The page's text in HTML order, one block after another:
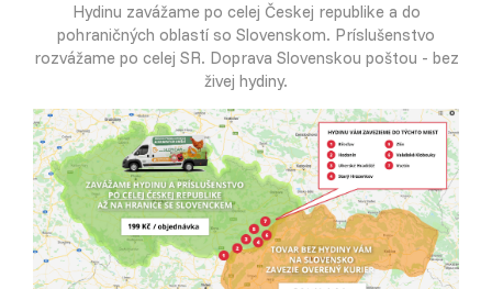
Hydinu zavážame po celej Českej republike a do
pohraničných oblastí so Slovenskom. Príslušenstvo
rozvážame po celej SR. Doprava Slovenskou poštou - bez
živej hydiny.